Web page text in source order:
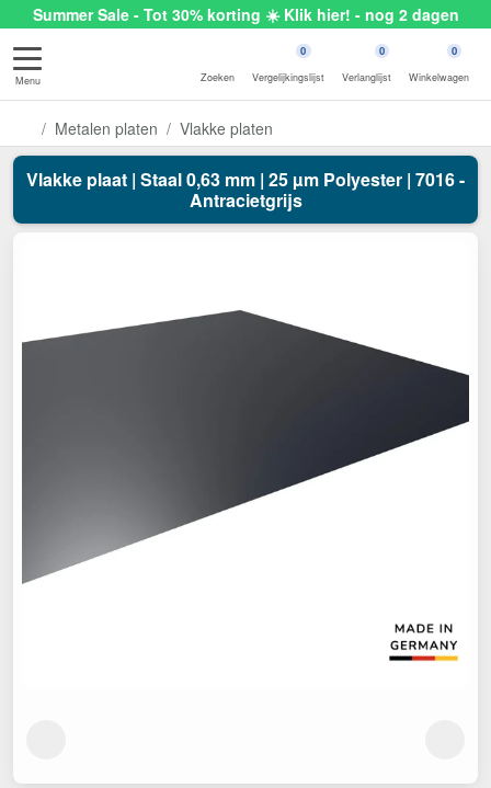
Summer Sale - Tot 30% korting ☀️ Klik hier! - nog 2 dagen
Menu Zoeken
0
Vergelijkingslijst
0
Verlanglijst
0
Winkelwagen
Metalen platen Vlakke platen
Vlakke plaat | Staal 0,63 mm | 25 µm Polyester | 7016 -
Antracietgrijs